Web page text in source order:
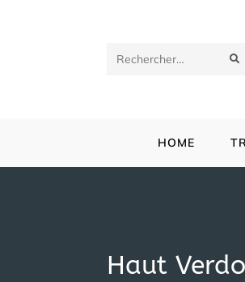
Rechercher
HOME
Haut